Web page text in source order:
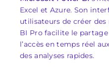
Excel et Azure. Son
utilisateurs de créer des
BI Pro facilite le partage
l’accès en temps réel
des analyses rapides.